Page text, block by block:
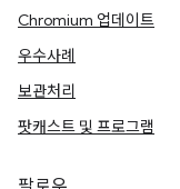
Chromium 업데이트
우수사례
보관처리
팟캐스트 및 프로그램